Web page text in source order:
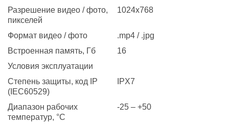
Разрешение видео / фото,
пикселей
1024x768
Формат видео / фото
.mp4 / .jpg
Встроенная память, Гб
16
Условия эксплуатации
Степень защиты, код IP
(IEC60529)
IPХ7
Диапазон рабочих
температур, °С
-25 – +50